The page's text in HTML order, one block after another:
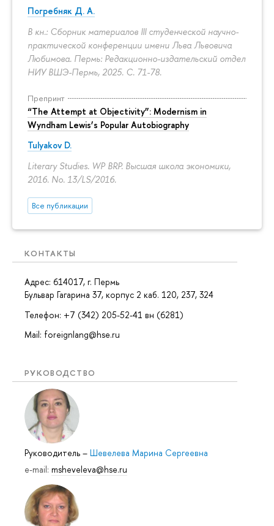
Погребняк Д. А.
В кн.: Сборник материалов III студенческой научно-
практической конференции имени Льва Львовича
Любимова. Пермь: Редакционно-издательский отдел
НИУ ВШЭ-Пермь, 2025. С. 71-78.
Препринт
“The Attempt at Objectivity”: Modernism in
Wyndham Lewis’s Popular Autobiography
Tulyakov D.
Literary Studies. WP BRP. Высшая школа экономики,
2016. No. 13/LS/2016.
Все публикации
КОНТАКТЫ
Адрес: 614017, г. Пермь
Бульвар Гагарина 37, корпус 2 каб. 120, 237, 324
Телефон: +7 (342) 205-52-41 вн (6281)
Mail: foreignlang@hse.ru
РУКОВОДСТВО
Руководитель – Шевелева Марина Сергеевна
e-mail: msheveleva@hse.ru